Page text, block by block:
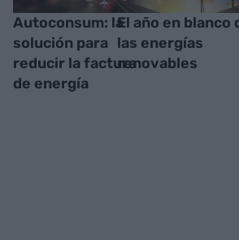
Autoconsum: la
solución para
reducir la factura
de energía
El año en blanco
las energías
renovables